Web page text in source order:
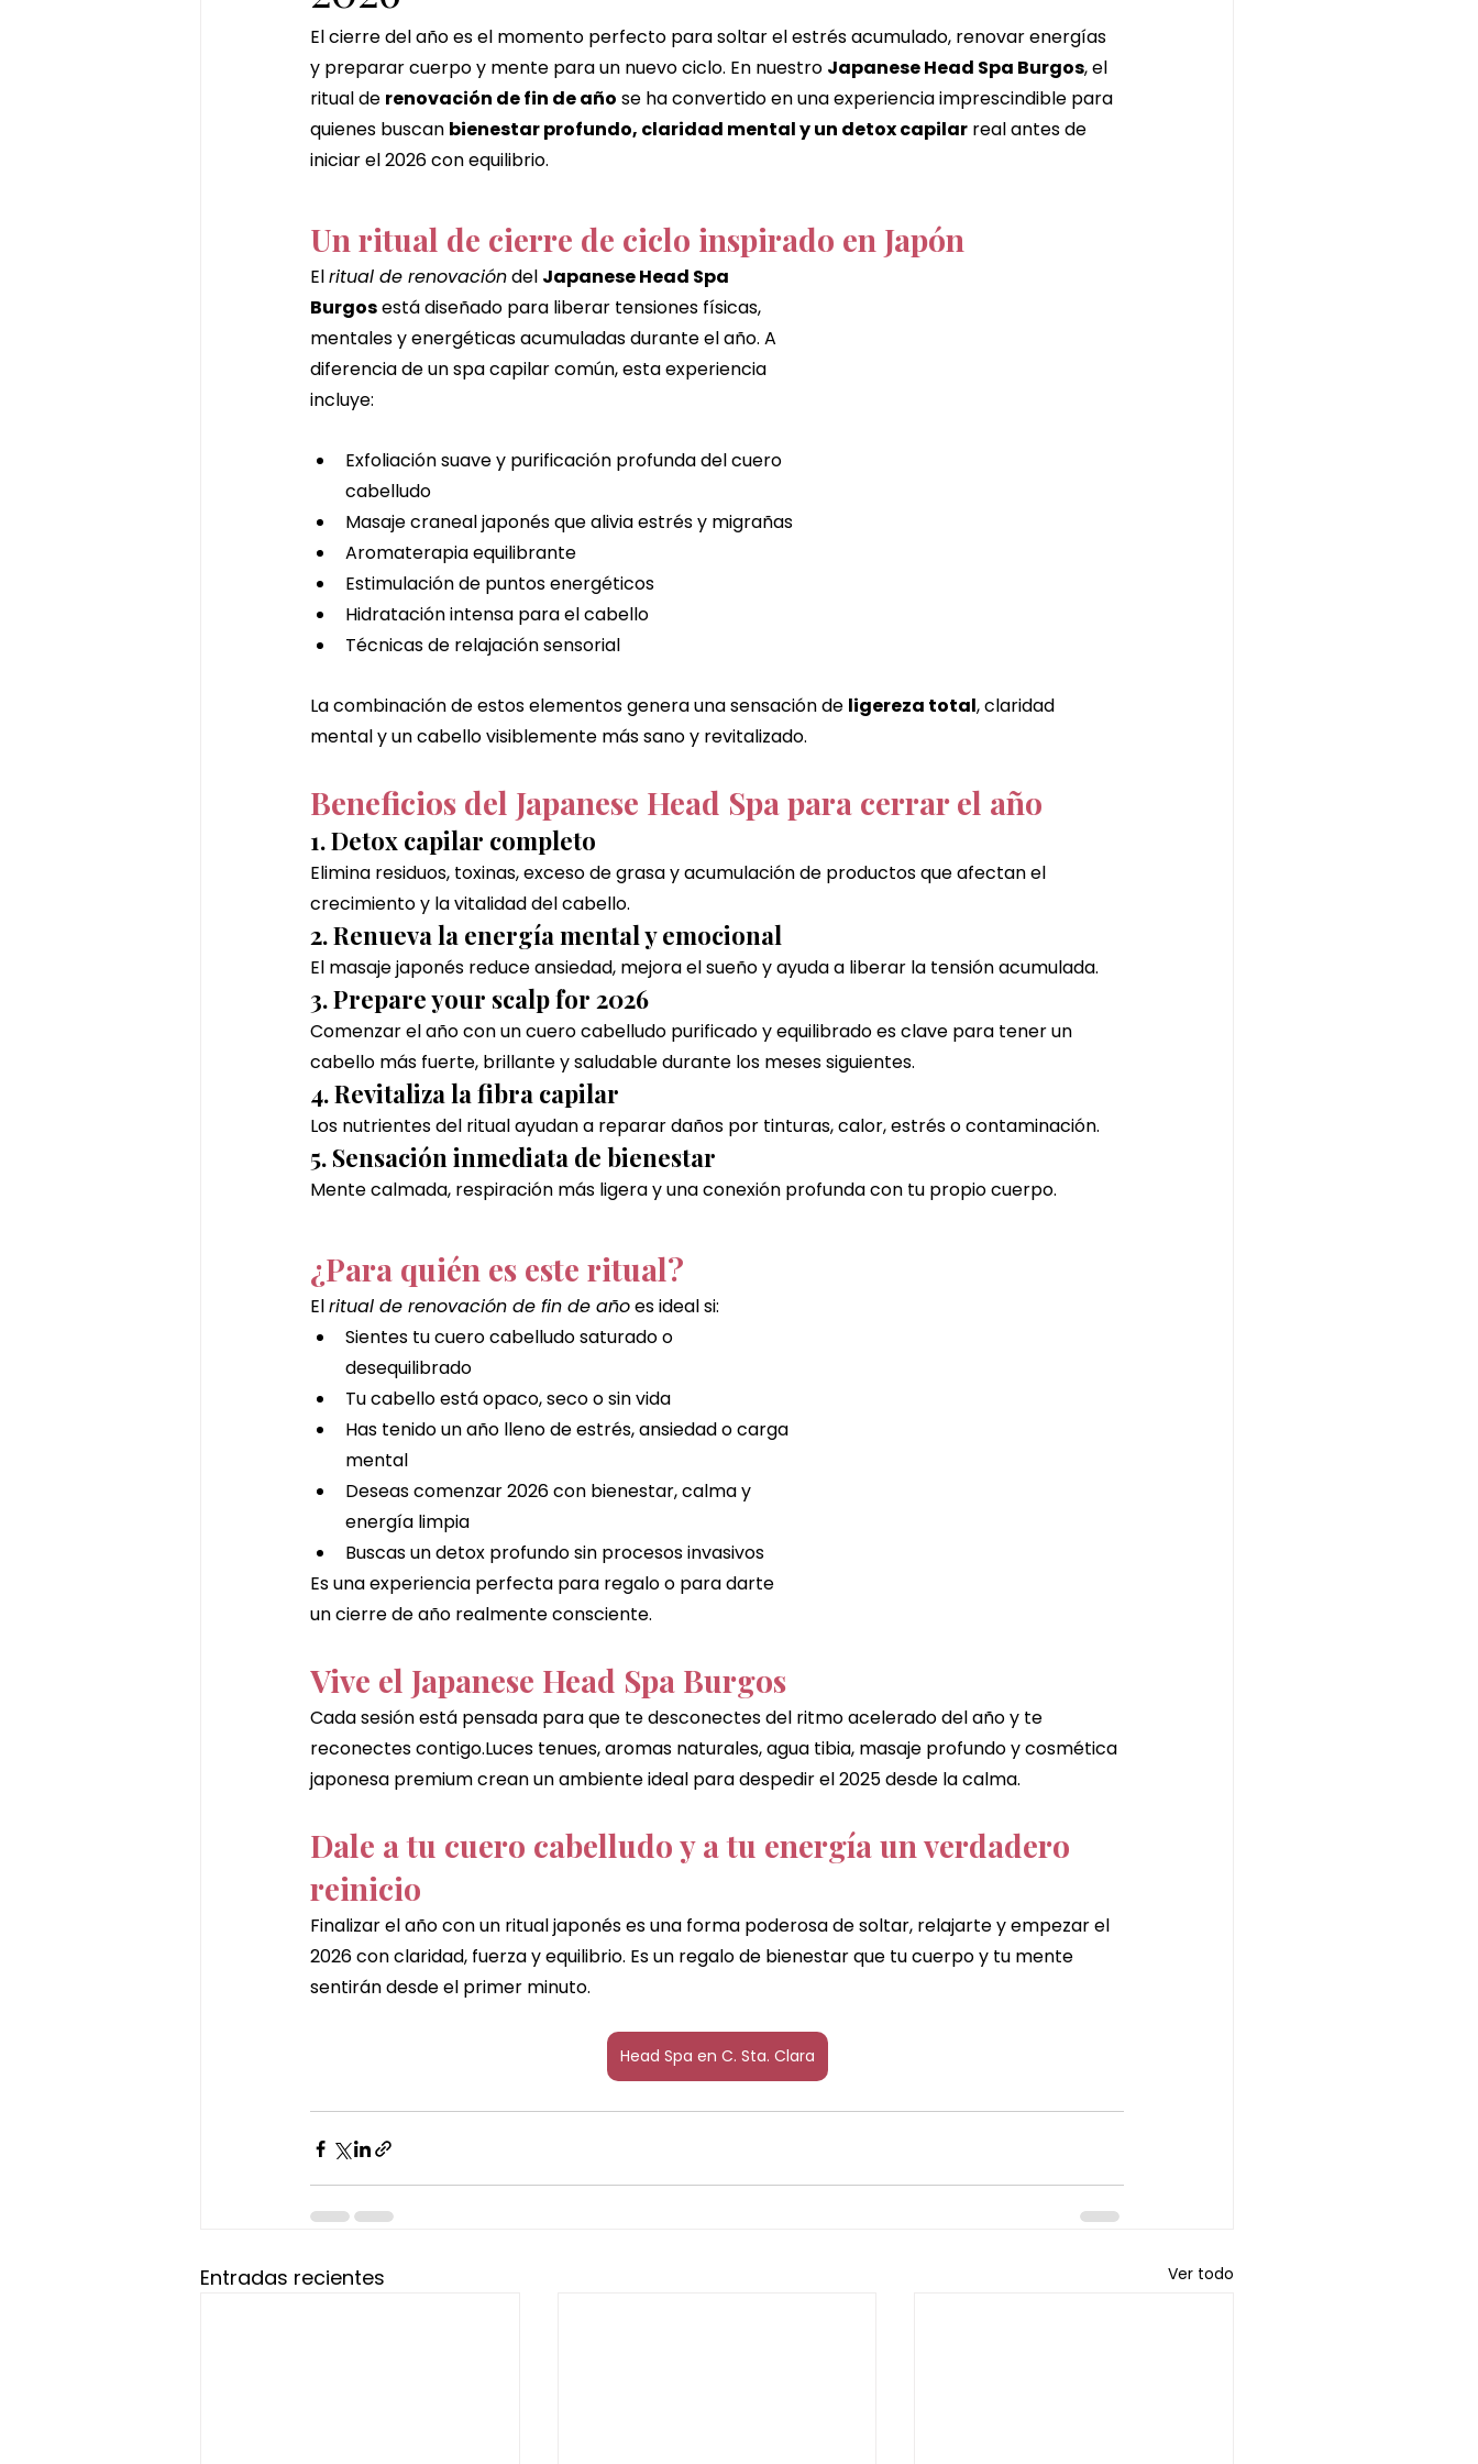
masaje de chocolate ritual de chocolate y pistacho
chocolate dubai ritual cheque de regalo El regalo perfecto head spa burgos burgos
El cierre del año es el momento perfecto para soltar el estrés acumulado, renovar energías
y preparar cuerpo y mente para un nuevo ciclo. En nuestro Japanese Head Spa Burgos, el
ritual de renovación de fin de año se ha convertido en una experiencia imprescindible para
quienes buscan bienestar profundo, claridad mental y un detox capilar real antes de
iniciar el 2026 con equilibrio.
Un ritual de cierre de ciclo inspirado en Japón
El ritual de renovación del Japanese Head Spa
Burgos está diseñado para liberar tensiones físicas,
mentales y energéticas acumuladas durante el año. A
diferencia de un spa capilar común, esta experiencia
incluye:
Exfoliación suave y purificación profunda del cuero
cabelludo
Masaje craneal japonés que alivia estrés y migrañas
Aromaterapia equilibrante
Estimulación de puntos energéticos
Hidratación intensa para el cabello
Técnicas de relajación sensorial
La combinación de estos elementos genera una sensación de ligereza total, claridad
mental y un cabello visiblemente más sano y revitalizado.
Beneficios del Japanese Head Spa para cerrar el año
1. Detox capilar completo
Elimina residuos, toxinas, exceso de grasa y acumulación de productos que afectan el
crecimiento y la vitalidad del cabello.
2. Renueva la energía mental y emocional
El masaje japonés reduce ansiedad, mejora el sueño y ayuda a liberar la tensión acumulada.
3. Prepare your scalp for 2026
Comenzar el año con un cuero cabelludo purificado y equilibrado es clave para tener un
cabello más fuerte, brillante y saludable durante los meses siguientes.
4. Revitaliza la fibra capilar
Los nutrientes del ritual ayudan a reparar daños por tinturas, calor, estrés o contaminación.
5. Sensación inmediata de bienestar
Mente calmada, respiración más ligera y una conexión profunda con tu propio cuerpo.
¿Para quién es este ritual?
El ritual de renovación de fin de año es ideal si:
Sientes tu cuero cabelludo saturado o
desequilibrado
Tu cabello está opaco, seco o sin vida
Has tenido un año lleno de estrés, ansiedad o carga
mental
Deseas comenzar 2026 con bienestar, calma y
energía limpia
Buscas un detox profundo sin procesos invasivos
Es una experiencia perfecta para regalo o para darte
un cierre de año realmente consciente.
Vive el Japanese Head Spa Burgos
Cada sesión está pensada para que te desconectes del ritmo acelerado del año y te
reconectes contigo.Luces tenues, aromas naturales, agua tibia, masaje profundo y cosmética
japonesa premium crean un ambiente ideal para despedir el 2025 desde la calma.
Dale a tu cuero cabelludo y a tu energía un verdadero
reinicio
Finalizar el año con un ritual japonés es una forma poderosa de soltar, relajarte y empezar el
2026 con claridad, fuerza y equilibrio. Es un regalo de bienestar que tu cuerpo y tu mente
sentirán desde el primer minuto.
Head Spa en C. Sta. Clara
Entradas recientes Ver todo